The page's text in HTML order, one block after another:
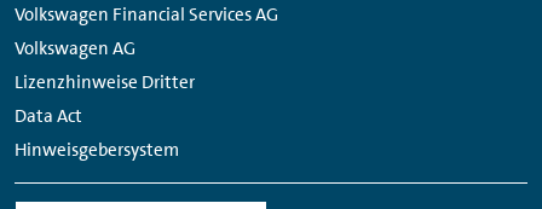
Volkswagen Financial Services AG
Volkswagen AG
Lizenzhinweise Dritter
Data Act
Hinweisgebersystem